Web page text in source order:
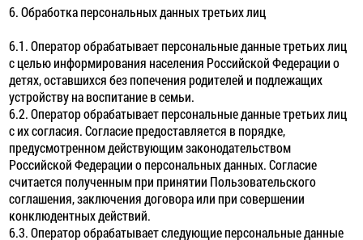
6. Обработка персональных данных третьих лиц
6.1. Оператор обрабатывает персональные данные третьих лиц
с целью информирования населения Российской Федерации о
детях, оставшихся без попечения родителей и подлежащих
устройству на воспитание в семьи.
6.2. Оператор обрабатывает персональные данные третьих лиц
с их согласия. Согласие предоставляется в порядке,
предусмотренном действующим законодательством
Российской Федерации о персональных данных. Согласие
считается полученным при принятии Пользовательского
соглашения, заключения договора или при совершении
конклюдентных действий.
6.3. Оператор обрабатывает следующие персональные данные